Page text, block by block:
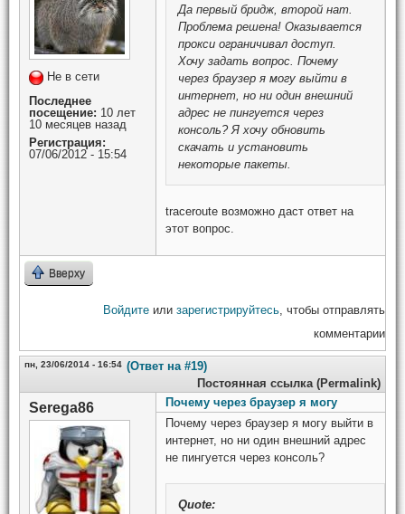
Не в сети
Последнее
посещение: 10 лет
10 месяцев назад
Регистрация:
07/06/2012 - 15:54
Да первый бридж, второй нат.
Проблема решена! Оказывается
прокси ограничивал доступ.
Хочу задать вопрос. Почему
через браузер я могу выйти в
интернет, но ни один внешний
адрес не пингуется через
консоль? Я хочу обновить
скачать и установить
некоторые пакеты.
traceroute возможно даст ответ на
этот вопрос.
Вверху
Войдите или зарегистрируйтесь , чтобы отправлять
комментарии
пн, 23/06/2014 - 16:54 (Ответ на #19)
Постоянная ссылка (Permalink)
Serega86
Почему через браузер я могу
Почему через браузер я могу выйти в
интернет, но ни один внешний адрес
не пингуется через консоль?
Quote: